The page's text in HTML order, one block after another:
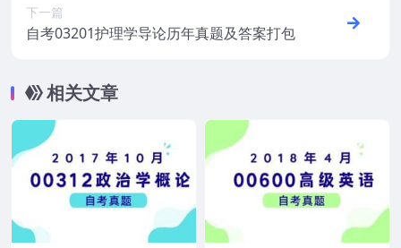
下一篇
自考03201护理学导论历年真题及答案打包
相关文章